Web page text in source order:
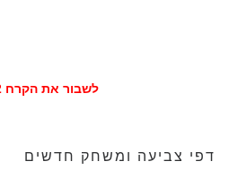
לשבור את הקרח 2 הסרט
דפי צביעה ומשחק חדשים